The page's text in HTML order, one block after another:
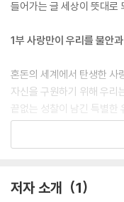
들어가는 글 세상이 뜻대로
1부 사랑만이 우리를 불안
혼돈의 세계에서 탄생한 사
자신을 구원하기 위해 우리
끝없는 성찰이 남긴 특별한
Q/A 묻고 답하기
우리는 정말 자유를 원하는가
저자 소개 1